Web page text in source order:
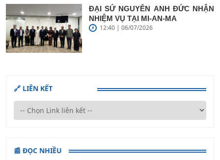
ĐẠI SỨ NGUYỄN ANH ĐỨC NHẬN
NHIỆM VỤ TẠI MI-AN-MA
12:40 | 06/07/2026
🔗 LIÊN KẾT
📰 ĐỌC NHIỀU